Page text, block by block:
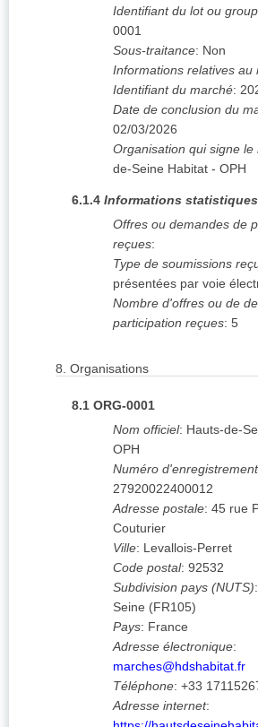
Identifiant du lot ou
0001
Sous-traitance: Non
Informations relatives au
Identifiant du marché:
Date de conclusion du
02/03/2026
Organisation qui signe le
de-Seine Habitat - OPH
6.1.4 Informations statistiques
Offres ou demandes de
reçues:
Type de soumissions
présentées par voie
Nombre d'offres ou de
participation reçues: 5
8. Organisations
8.1 ORG-0001
Nom officiel: Hauts-de-
OPH
Numéro d'enregistrement
27920022400012
Adresse postale: 45 rue
Couturier
Ville: Levallois-Perret
Code postal: 92532
Subdivision pays (NUTS):
Seine (FR105)
Pays: France
Adresse électronique:
marches@hdshabitat.fr
Téléphone: +33
Adresse internet: